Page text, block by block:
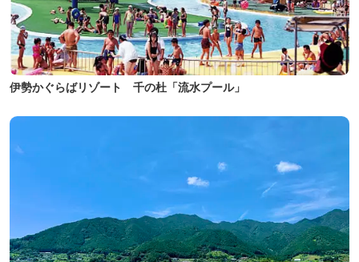
伊勢かぐらばリゾート 千の杜「流水プール」